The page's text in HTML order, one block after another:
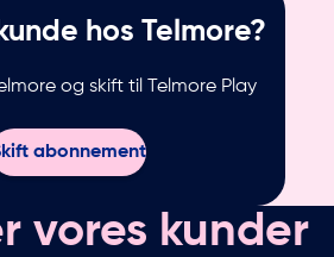
hos Telmore?
og skift til Telmore Play
abonnement
vores kunder